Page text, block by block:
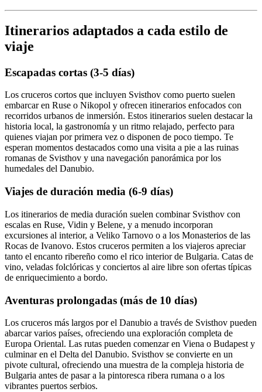
Itinerarios adaptados a cada estilo de
viaje
Escapadas cortas (3-5 días)
Los cruceros cortos que incluyen Svisthov como puerto suelen
embarcar en Ruse o Nikopol y ofrecen itinerarios enfocados con
recorridos urbanos de inmersión. Estos itinerarios suelen destacar la
historia local, la gastronomía y un ritmo relajado, perfecto para
quienes viajan por primera vez o disponen de poco tiempo. Te
esperan momentos destacados como una visita a pie a las ruinas
romanas de Svisthov y una navegación panorámica por los
humedales del Danubio.
Viajes de duración media (6-9 días)
Los itinerarios de media duración suelen combinar Svisthov con
escalas en Ruse, Vidin y Belene, y a menudo incorporan
excursiones al interior, a Veliko Tarnovo o a los Monasterios de las
Rocas de Ivanovo. Estos cruceros permiten a los viajeros apreciar
tanto el encanto ribereño como el rico interior de Bulgaria. Catas de
vino, veladas folclóricas y conciertos al aire libre son ofertas típicas
de enriquecimiento a bordo.
Aventuras prolongadas (más de 10 días)
Los cruceros más largos por el Danubio a través de Svisthov pueden
abarcar varios países, ofreciendo una exploración completa de
Europa Oriental. Las rutas pueden comenzar en Viena o Budapest y
culminar en el Delta del Danubio. Svisthov se convierte en un
pivote cultural, ofreciendo una muestra de la compleja historia de
Bulgaria antes de pasar a la pintoresca ribera rumana o a los
vibrantes puertos serbios.